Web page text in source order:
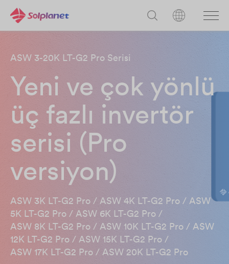
ASW 3-20K LT-G2 Pro Serisi
Yeni ve çok yönlü
üç fazlı invertör
serisi (Pro
versiyon)
ASW 3K LT-G2 Pro / ASW 4K LT-G2 Pro / ASW
5K LT-G2 Pro / ASW 6K LT-G2 Pro /​
ASW 8K LT-G2 Pro / ASW 10K LT-G2 Pro / ASW
12K LT-G2 Pro / ASW 15K LT-G2 Pro /​
ASW 17K LT-G2 Pro / ASW 20K LT-G2 Pro ​